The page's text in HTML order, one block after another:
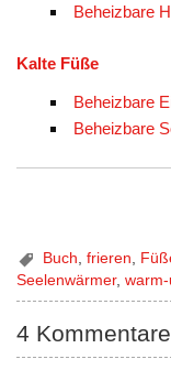
Beheizbare
Kalte Füße
Beheizbare
Beheizbare
Buch ,frieren
Seelenwärmer,
4 Kommentare